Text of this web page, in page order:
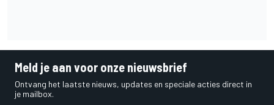
Meld je aan voor onze nieuwsbrief
Ontvang het laatste nieuws, updates en speciale acties direct in
je mailbox.